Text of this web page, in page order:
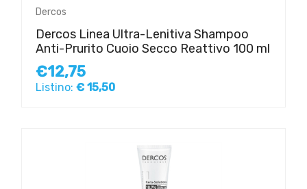
Dercos
Dercos Linea Ultra-Lenitiva Shampoo
Anti-Prurito Cuoio Secco Reattivo 100 ml
€12,75
Listino: € 15,50